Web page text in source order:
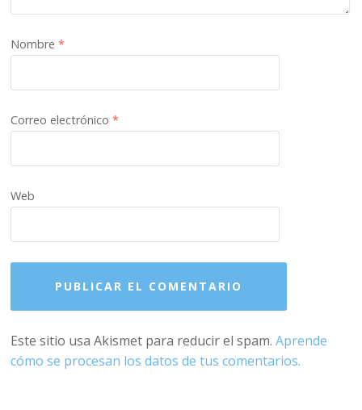
Nombre*
Correo electrónico*
Web
Este sitio usa Akismet para reducir el spam.Aprende
cómo se procesan los datos de tus comentarios.